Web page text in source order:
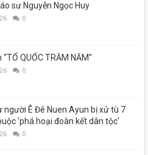
sư Nguyễn Ngọc Huy
0
QUỐC TRĂM NĂM”
0
người Ê Đê Nuen Ayun bị xử tù 7
'phá hoại đoàn kết dân tộc'
0